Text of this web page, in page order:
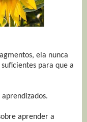
ela nunca
para que a
aprender a